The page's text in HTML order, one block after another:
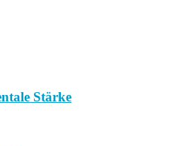
Stärke